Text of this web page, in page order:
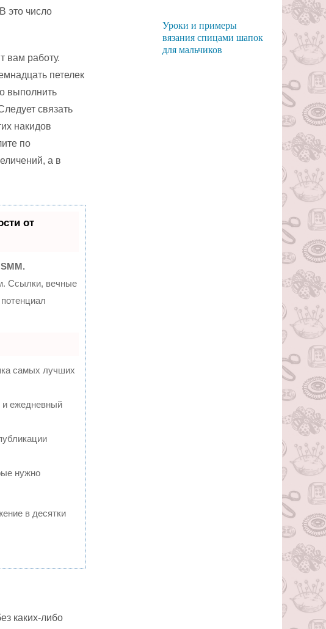
это число
вам работу.
петелек
выполнить
связать
накидов
по
а в
от
Ссылки, вечные
самых лучших
и ежедневный
нужно
в десятки
каких-либо
Уроки и примеры
вязания спицами шапок
для мальчиков